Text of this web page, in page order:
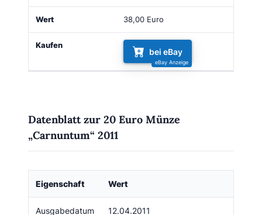
38,00 Euro
bei eBay
Datenblatt zur 20 Euro Münze
„Carnuntum“ 2011
Eigenschaft Wert
Ausgabedatum 12.04.2011